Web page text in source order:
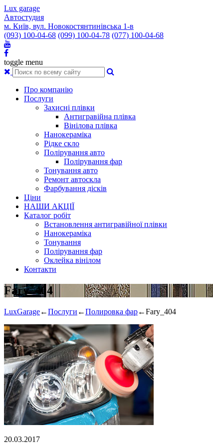
Lux garage
Автостудия
м. Київ, вул. Новокостянтинівська 1-в
(093) 100-04-68 (099) 100-04-78 (077) 100-04-68
toggle menu
Про компанію
Послуги
Захисні плівки
Антигравійна плівка
Вінілова плівка
Нанокераміка
Рідке скло
Полірування авто
Полірування фар
Тонування авто
Ремонт автоскла
Фарбування дісків
Ціни
НАШИ АКЦІЇ
Каталог робіт
Встановлення антигравійної плівки
Нанокераміка
Тонування
Полірування фар
Оклейка вінілом
Контакти
Fary_404
LuxGarage←Послуги ←Полировка фар←Fary_404
20.03.2017